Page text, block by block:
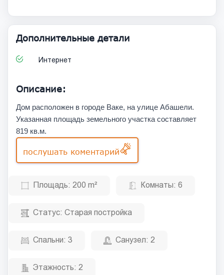
Дополнительные детали
Интернет
Описание:
Дом расположен в городе Ваке, на улице Абашели.
Указанная площадь земельного участка составляет
819 кв.м.
послушать коментарий
Площадь: 200 m² Комнаты: 6
Статус: Старая постройка
Спальни: 3 Санузел: 2
Этажность: 2